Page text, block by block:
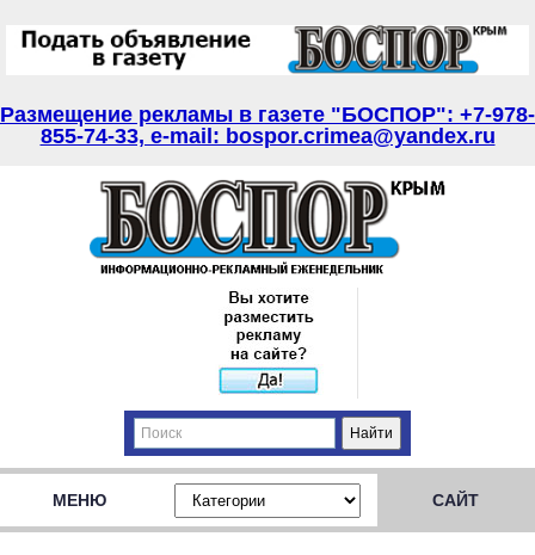
Размещение рекламы в газете "БОСПОР": +7-978-
855-74-33, e-mail: bospor.crimea@yandex.ru
МЕНЮ САЙТ